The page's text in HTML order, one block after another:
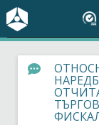
За БСК
На фокус